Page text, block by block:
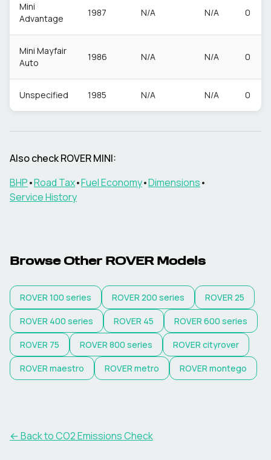
Mini
Advantage
1987 N/A N/A 0
Mini Mayfair
Auto
1986 N/A N/A 0
Unspecified 1985 N/A N/A 0
Also checkROVERMINI:
BHP•Road Tax•Fuel Economy•Dimensions•
Service History
Browse Other ROVERModels
ROVER 100 series ROVER 200 series ROVER 25
ROVER 400 series ROVER 45 ROVER 600 series
ROVER 75 ROVER 800 series ROVER cityrover
ROVER maestro ROVER metro ROVER montego
← Back to CO2 Emissions Check